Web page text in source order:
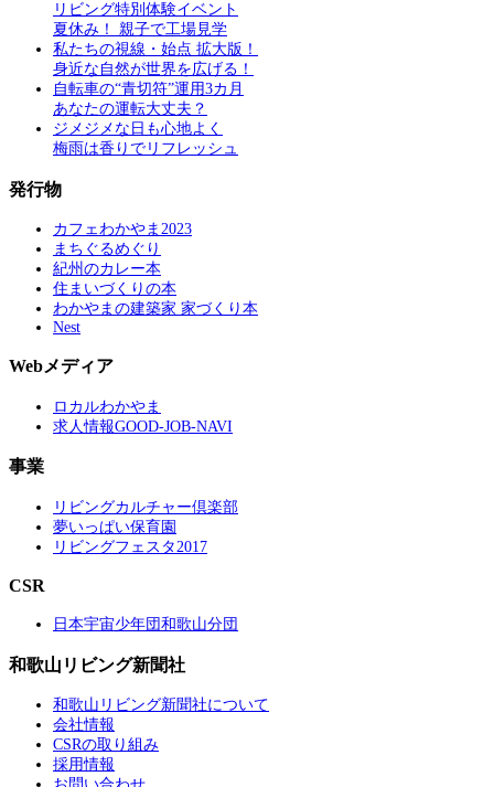
リビング特別体験イベント
夏休み！ 親子で工場見学
私たちの視線・始点 拡大版！
身近な自然が世界を広げる！
自転車の“青切符”運用3カ月
あなたの運転大丈夫？
ジメジメな日も心地よく
梅雨は香りでリフレッシュ
発行物
カフェわかやま2023
まちぐるめぐり
紀州のカレー本
住まいづくりの本
わかやまの建築家 家づくり本
Nest
Webメディア
ロカルわかやま
求人情報GOOD-JOB-NAVI
事業
リビングカルチャー倶楽部
夢いっぱい保育園
リビングフェスタ2017
CSR
日本宇宙少年団和歌山分団
和歌山リビング新聞社
和歌山リビング新聞社について
会社情報
CSRの取り組み
採用情報